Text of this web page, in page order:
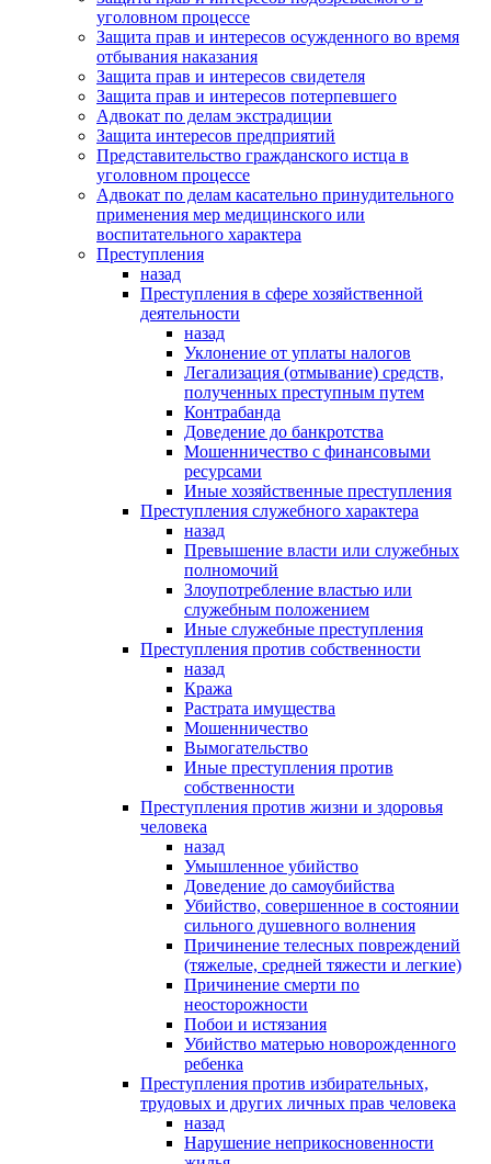
уголовном процессе
Защита прав и интересов осужденного во время
отбывания наказания
Защита прав и интересов свидетеля
Защита прав и интересов потерпевшего
Адвокат по делам экстрадиции
Защита интересов предприятий
Представительство гражданского истца в
уголовном процессе
Адвокат по делам касательно принудительного
применения мер медицинского или
воспитательного характера
Преступления
назад
Преступления в сфере хозяйственной
деятельности
назад
Уклонение от уплаты налогов
Легализация (отмывание) средств,
полученных преступным путем
Контрабанда
Доведение до банкротства
Мошенничество с финансовыми
ресурсами
Иные хозяйственные преступления
Преступления служебного характера
назад
Превышение власти или служебных
полномочий
Злоупотребление властью или
служебным положением
Иные служебные преступления
Преступления против собственности
назад
Кража
Растрата имущества
Мошенничество
Вымогательство
Иные преступления против
собственности
Преступления против жизни и здоровья
человека
назад
Умышленное убийство
Доведение до самоубийства
Убийство, совершенное в состоянии
сильного душевного волнения
Причинение телесных повреждений
(тяжелые, средней тяжести и легкие)
Причинение смерти по
неосторожности
Побои и истязания
Убийство матерью новорожденного
ребенка
Преступления против избирательных,
трудовых и других личных прав человека
назад
Нарушение неприкосновенности